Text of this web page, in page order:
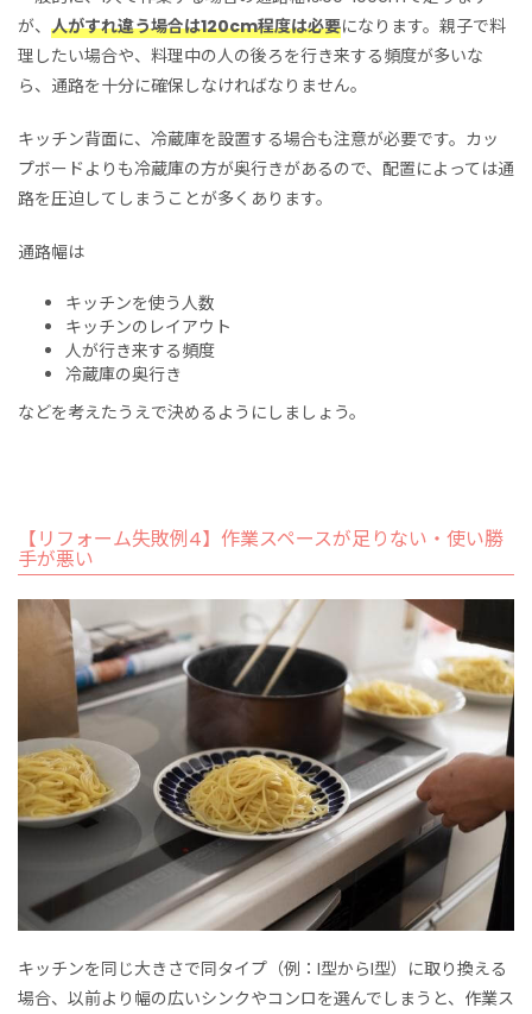
が、 人がすれ違う場合は120cm程度は必要になります。親子で料
理したい場合や、料理中の人の後ろを行き来する頻度が多いな
ら、 通路を十分に確保しなければなりません。
キッチン背面に、冷蔵庫を設置する場合も注意が必要です。カッ
プボードよりも冷蔵庫の方が奥行きがあるので、配置によっては通
路を圧迫してしまうことが多くあります。
通路幅は
キッチンを使う人数
キッチンのレイアウト
人が行き来する頻度
冷蔵庫の奥行き
などを考えたうえで決めるようにしましょう。
【リフォーム失敗例4】作業スペースが足りない・使い勝
手が悪い
キッチンを同じ大きさで同タイプ（例：I型からI型）に取り換える
場合、以前より幅の広いシンクやコンロを選んでしまうと、作業ス